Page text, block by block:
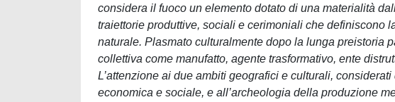
considera il fuoco un elemento dotato di una materialità
traiettorie produttive, sociali e cerimoniali che definiscono
naturale. Plasmato culturalmente dopo la lunga preistoria
collettiva come manufatto, agente trasformativo, ente
L’attenzione ai due ambiti geografici e culturali,
economica e sociale, e all’archeologia della produzione